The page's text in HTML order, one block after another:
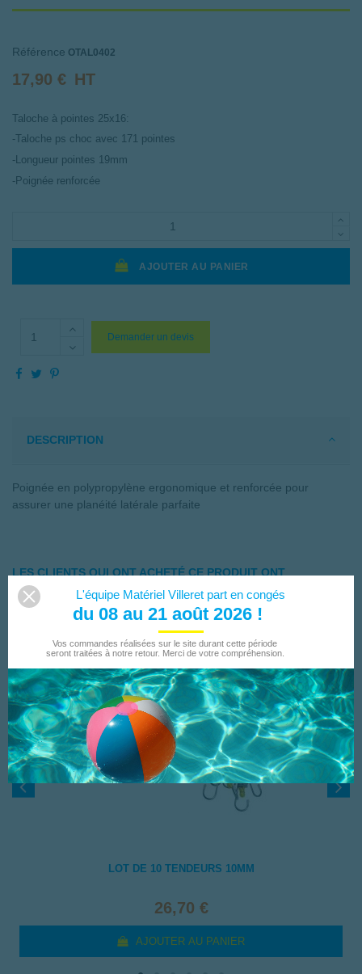
Référence OTAL0402
17,90 € HT
Taloche à pointes 25x16:
-Taloche ps choc avec 171 pointes
-Longueur pointes 19mm
-Poignée renforcée
AJOUTER AU PANIER
Demander un devis
DESCRIPTION
Poignée en polypropylène ergonomique et renforcée pour
assurer une planéité latérale parfaite
LES CLIENTS QUI ONT ACHETÉ CE PRODUIT ONT
ÉGALEMENT ACHETÉ...
LOT DE 10 TENDEURS 10MM
26,70 €
AJOUTER AU PANIER
L'équipe Matériel Villeret part en congés
du 08 au 21 août 2026 !
Vos commandes réalisées sur le site durant cette période
seront traitées à notre retour. Merci de votre compréhension.